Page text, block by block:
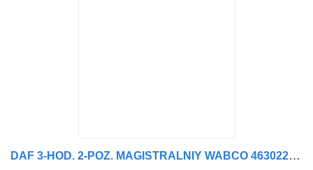
DAF 3-HOD. 2-POZ. MAGISTRALNIY WABCO 4630220210 pneumatski ventil za DAF 95XF,LF45/55,CF65/75,XF95/105 kamiona